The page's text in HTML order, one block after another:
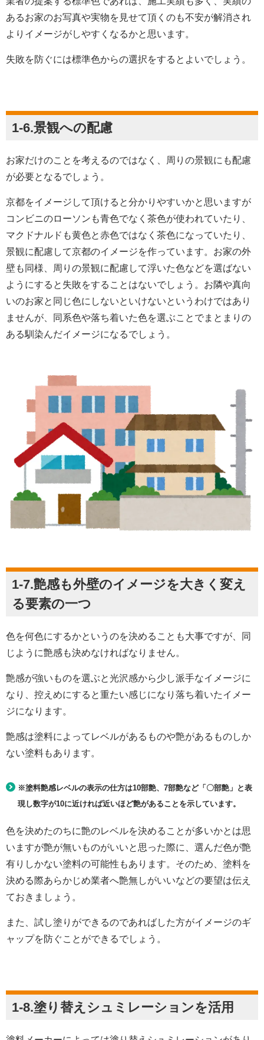
あるお家のお写真や実物を見せて頂くのも不安が解消され
よりイメージがしやすくなるかと思います。
失敗を防ぐには標準色からの選択をするとよいでしょう。
1-6.景観への配慮
お家だけのことを考えるのではなく、周りの景観にも配慮
が必要となるでしょう。
京都をイメージして頂けると分かりやすいかと思いますが
コンビニのローソンも青色でなく茶色が使われていたり、
マクドナルドも黄色と赤色ではなく茶色になっていたり、
景観に配慮して京都のイメージを作っています。お家の外
壁も同様、周りの景観に配慮して浮いた色などを選ばない
ようにすると失敗をすることはないでしょう。お隣や真向
いのお家と同じ色にしないといけないというわけではあり
ませんが、同系色や落ち着いた色を選ぶことでまとまりの
ある馴染んだイメージになるでしょう。
1-7.艶感も外壁のイメージを大きく変え
る要素の一つ
色を何色にするかというのを決めることも大事ですが、同
じように艶感も決めなければなりません。
艶感が強いものを選ぶと光沢感から少し派手なイメージに
なり、控えめにすると重たい感じになり落ち着いたイメー
ジになります。
艶感は塗料によってレベルがあるものや艶があるものしか
ない塗料もあります。
※塗料艶感レベルの表示の仕方は10部艶、7部艶など「〇部艶」と表
現し数字が10に近ければ近いほど艶があることを示しています。
色を決めたのちに艶のレベルを決めることが多いかとは思
いますが艶が無いものがいいと思った際に、選んだ色が艶
有りしかない塗料の可能性もあります。そのため、塗料を
決める際あらかじめ業者へ艶無しがいいなどの要望は伝え
ておきましょう。
また、試し塗りができるのであればした方がイメージのギ
ャップを防ぐことができるでしょう。
1-8.塗り替えシュミレーションを活用